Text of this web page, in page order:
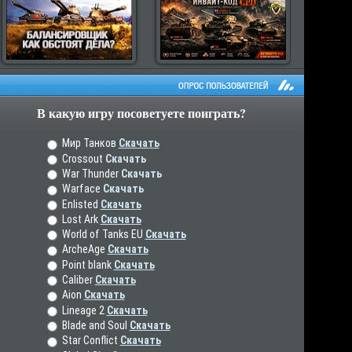
пользователей
В какую игру посоветуете поиграть?
Мир Танков Скачать
Crossout Скачать
War Thunder Скачать
Warface Скачать
Enlisted Скачать
Lost Ark Скачать
World of Tanks EU Скачать
ArcheAge Скачать
Point blank Скачать
Caliber Скачать
Aion Скачать
Lineage 2 Скачать
Blade and Soul Скачать
Star Conflict Скачать